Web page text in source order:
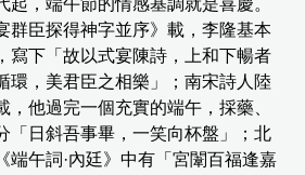
起，端午節的情感基調就是喜慶。
群臣探得神字並序》載，李隆基本
寫下「故以式宴陳詩，上和下暢者
環，美君臣之相樂」；南宋詩人陸
，他過完一個充實的端午，採藥、
「日斜吾事畢，一笑向杯盤」；北
端午詞·內廷》中有「宮闈百福逢嘉